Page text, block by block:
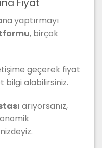
Fiyat
yaptırmayı
, birçok
geçerek fiyat
bilgi alabilirsiniz.
arıyorsanız,